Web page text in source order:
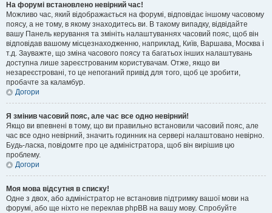
На форумі встановлено невірний час!
Можливо час, який відображається на форумі, відповідає іншому часовому
поясу, а не тому, в якому знаходитесь ви. В такому випадку, відвідайте
вашу Панель керування та змініть налаштуваннях часовий пояс, щоб він
відповідав вашому місцезнаходженню, наприклад, Київ, Варшава, Москва і
т.д. Зауважте, що зміна часового поясу та багатьох інших налаштувань
доступна лише зареєстрованим користувачам. Отже, якщо ви
незареєстровані, то це непоганий привід для того, щоб це зробити,
пробачте за каламбур.
Догори
Я змінив часовий пояс, але час все одно невірний!
Якщо ви впевнені в тому, що ви правильно встановили часовий пояс, але
час все одно невірний, значить годинник на сервері налаштовано невірно.
Будь-ласка, повідомте про це адміністратора, щоб він вирішив цю
проблему.
Догори
Моя мова відсутня в списку!
Одне з двох, або адміністратор не встановив підтримку вашої мови на
форумі, або ще ніхто не переклав phpBB на вашу мову. Спробуйте